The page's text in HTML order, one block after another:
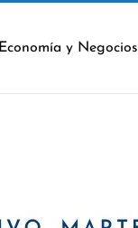
Economía y Negocios